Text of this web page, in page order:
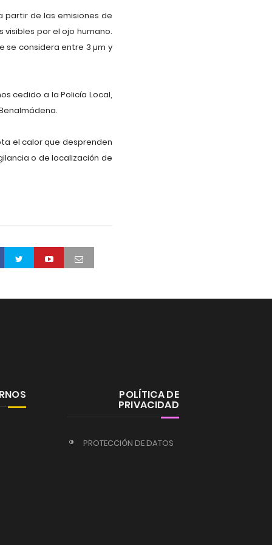
partir de las emisiones de
por el ojo humano.
se considera entre 3 µm y
cedido a la Policía Local,
el calor que desprenden
o de localización de
POLÍTICA DE
PRIVACIDAD
PROTECCIÓN DE DATOS